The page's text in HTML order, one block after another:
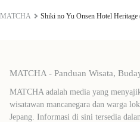
MATCHA Shiki no Yu Onsen Hotel Heritage
MATCHA - Panduan Wisata,
MATCHA adalah media yang
wisatawan mancanegara dan warga
Jepang. Informasi di sini tersedia